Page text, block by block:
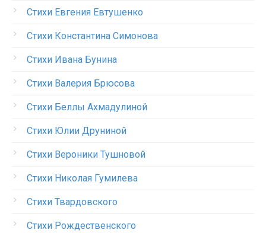
Стихи Евгения Евтушенко
Стихи Константина Симонова
Стихи Ивана Бунина
Стихи Валерия Брюсова
Стихи Беллы Ахмадулиной
Стихи Юлии Друниной
Стихи Вероники Тушновой
Стихи Николая Гумилева
Стихи Твардовского
Стихи Рождественского